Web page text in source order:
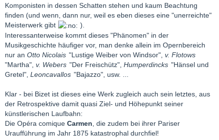
Komponisten in dessen Schatten stehen und kaum Beachtung
finden (und wenn, dann nur, weil es eben dieses eine "unerreichte"
Meisterwerk gibt
).
Interessanterweise kommt dieses "Phänomen" in der
Musikgeschichte häufiger vor, man denke allein im Opernbereich
nur an Otto Nicolais "Lustige Weiber von Windsor", v. Flotows
"Martha", v. Webers "Der Freischütz", Humperdincks "Hänsel und
Gretel", Leoncavallos "Bajazzo", usw. ...
Klar - bei Bizet ist dieses eine Werk zugleich auch sein letztes, aus
der Retrospektive damit quasi Ziel- und Höhepunkt seiner
künstlerischen Laufbahn:
Die Opéra comique Carmen , die zudem bei ihrer Pariser
Uraufführung im Jahr 1875 katastrophal durchfiel!